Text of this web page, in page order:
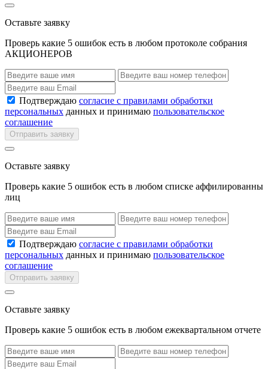
Оставьте заявку
Проверь какие 5 ошибок есть в любом протоколе собрания
АКЦИОНЕРОВ
Подтверждаю согласие с правилами обработки
персональных данных и принимаю пользовательское
соглашение
Отправить заявку
Оставьте заявку
Проверь какие 5 ошибок есть в любом списке аффилированны
лиц
Подтверждаю согласие с правилами обработки
персональных данных и принимаю пользовательское
соглашение
Отправить заявку
Оставьте заявку
Проверь какие 5 ошибок есть в любом ежеквартальном отчете